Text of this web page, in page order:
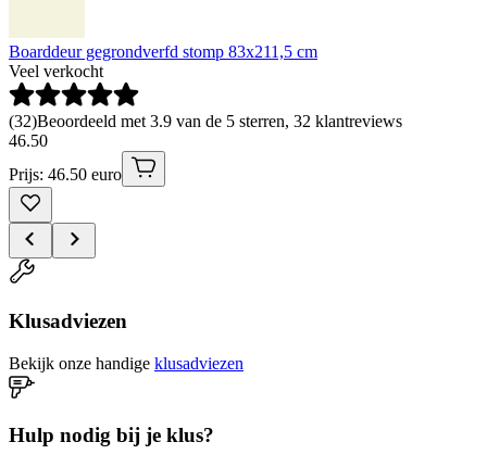
Boarddeur gegrondverfd stomp 83x211,5 cm
Veel verkocht
(32)Beoordeeld met 3.9 van de 5 sterren, 32 klantreviews
46.50
Prijs: 46.50 euro
Klusadviezen
Bekijk onze handige klusadviezen
Hulp nodig bij je klus?